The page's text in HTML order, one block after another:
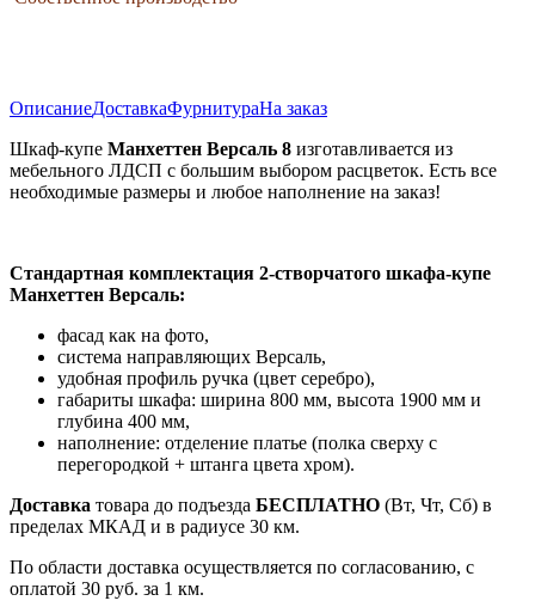
ОписаниеДоставкаФурнитураНа заказ
Шкаф-купе Манхеттен Версаль 8 изготавливается из
мебельного ЛДСП с большим выбором расцветок. Есть все
необходимые размеры и любое наполнение на заказ!
Стандартная комплектация 2-створчатого шкафа-купе
Манхеттен Версаль:
фасад как на фото,
система направляющих Версаль,
удобная профиль ручка (цвет серебро),
габариты шкафа: ширина 800 мм, высота 1900 мм и
глубина 400 мм,
наполнение: отделение платье (полка сверху с
перегородкой + штанга цвета хром).
Доставка товара до подъезда БЕСПЛАТНО (Вт, Чт, Сб) в
пределах МКАД и в радиусе 30 км.
По области доставка осуществляется по согласованию, с
оплатой 30 руб. за 1 км.